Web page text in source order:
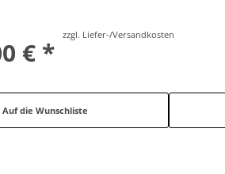
€ *
zzgl. Liefer-/Versandkosten
Auf die Wunschliste